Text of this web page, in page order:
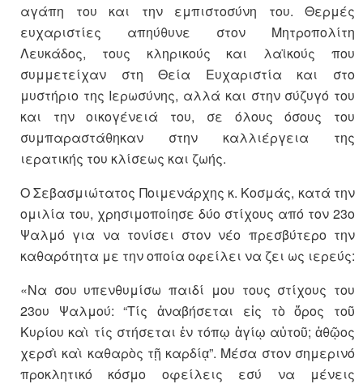
αγάπη του και την εμπιστοσύνη του. Θερμές
ευχαριστίες απηύθυνε στον Μητροπολίτη
Λευκάδος, τους κληρικούς και λαϊκούς που
συμμετείχαν στη Θεία Ευχαριστία και στο
μυστήριο της Ιερωσύνης, αλλά και στην σύζυγό του
και την οικογένειά του, σε όλους όσους του
συμπαραστάθηκαν στην καλλιέργεια της
ιερατικής του κλίσεως και ζωής.
Ο Σεβασμιώτατος Ποιμενάρχης κ. Κοσμάς, κατά την
ομιλία του, χρησιμοποίησε δύο στίχους από τον 23ο
Ψαλμό για να τονίσει στον νέο πρεσβύτερο την
καθαρότητα με την οποία οφείλει να ζει ως ιερεύς:
«Να σου υπενθυμίσω παιδί μου τους στίχους του
23ου Ψαλμού: “Τίς ἀναβήσεται εἰς τὸ ὅρος τοῦ
Κυρίου καὶ τίς στήσεται ἐν τόπῳ ἁγίῳ αὐτοῦ; ἀθῷος
χερσὶ καὶ καθαρὸς τῇ καρδίᾳ”. Μέσα στον σημερινό
προκλητικό κόσμο οφείλεις εσύ να μένεις